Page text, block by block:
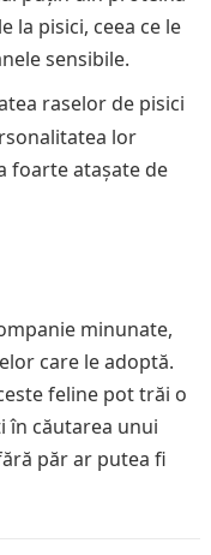
la pisici, ceea ce le
sensibile.
raselor de pisici
lor
foarte atașate de
minunate,
care le adoptă.
feline pot trăi o
în căutarea unui
păr ar putea fi